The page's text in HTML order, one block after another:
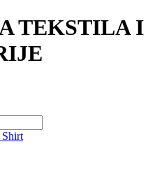
TEKSTILA I
Shirt